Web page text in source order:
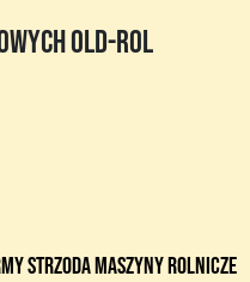
Old-Rol
Strzoda Maszyny Rolnicze